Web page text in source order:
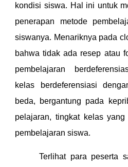
kondisi siswa. Hal ini untuk
penerapan metode
siswanya. Menariknya pada
bahwa tidak ada resep atau
pembelajaran
kelas berdeferensiasi
beda, bergantung pada
pelajaran, tingkat kelas
pembelajaran siswa.
Terlihat para peserta